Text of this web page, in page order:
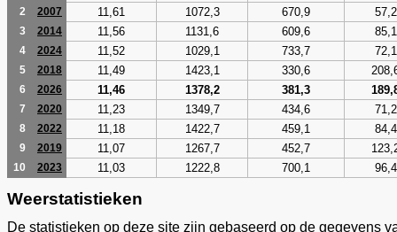
2 2007 11,61 1072,3 670,9 57,2
3 2014 11,56 1131,6 609,6 85,1
4 2024 11,52 1029,1 733,7 72,1
5 2018 11,49 1423,1 330,6
6 2026 11,46 1378,2 381,3
7 2020 11,23 1349,7 434,6 71,2
8 2022 11,18 1422,7 459,1 84,4
9 2019 11,07 1267,7 452,7
10 2023 11,03 1222,8 700,1 96,4
Weerstatistieken
De statistieken op deze site zijn gebaseerd op de gegevens